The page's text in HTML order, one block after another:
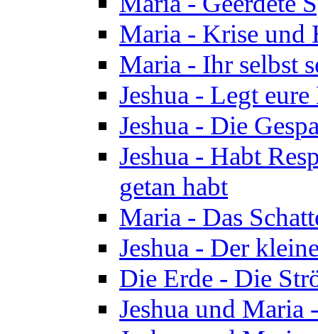
Maria - Krise und
Maria - Ihr selbst
Jeshua - Legt
Jeshua - Die
Jeshua - Habt
getan habt
Maria - Das
Jeshua - Der
Die Erde - Die
Jeshua und Maria